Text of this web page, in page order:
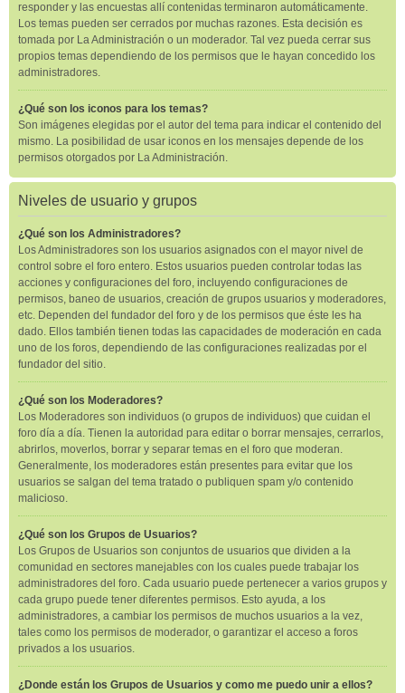
responder y las encuestas allí contenidas terminaron automáticamente.
Los temas pueden ser cerrados por muchas razones. Esta decisión es
tomada por La Administración o un moderador. Tal vez pueda cerrar sus
propios temas dependiendo de los permisos que le hayan concedido los
administradores.
¿Qué son los iconos para los temas?
Son imágenes elegidas por el autor del tema para indicar el contenido del
mismo. La posibilidad de usar iconos en los mensajes depende de los
permisos otorgados por La Administración.
Niveles de usuario y grupos
¿Qué son los Administradores?
Los Administradores son los usuarios asignados con el mayor nivel de
control sobre el foro entero. Estos usuarios pueden controlar todas las
acciones y configuraciones del foro, incluyendo configuraciones de
permisos, baneo de usuarios, creación de grupos usuarios y moderadores,
etc. Dependen del fundador del foro y de los permisos que éste les ha
dado. Ellos también tienen todas las capacidades de moderación en cada
uno de los foros, dependiendo de las configuraciones realizadas por el
fundador del sitio.
¿Qué son los Moderadores?
Los Moderadores son individuos (o grupos de individuos) que cuidan el
foro día a día. Tienen la autoridad para editar o borrar mensajes, cerrarlos,
abrirlos, moverlos, borrar y separar temas en el foro que moderan.
Generalmente, los moderadores están presentes para evitar que los
usuarios se salgan del tema tratado o publiquen spam y/o contenido
malicioso.
¿Qué son los Grupos de Usuarios?
Los Grupos de Usuarios son conjuntos de usuarios que dividen a la
comunidad en sectores manejables con los cuales puede trabajar los
administradores del foro. Cada usuario puede pertenecer a varios grupos y
cada grupo puede tener diferentes permisos. Esto ayuda, a los
administradores, a cambiar los permisos de muchos usuarios a la vez,
tales como los permisos de moderador, o garantizar el acceso a foros
privados a los usuarios.
¿Donde están los Grupos de Usuarios y como me puedo unir a ellos?